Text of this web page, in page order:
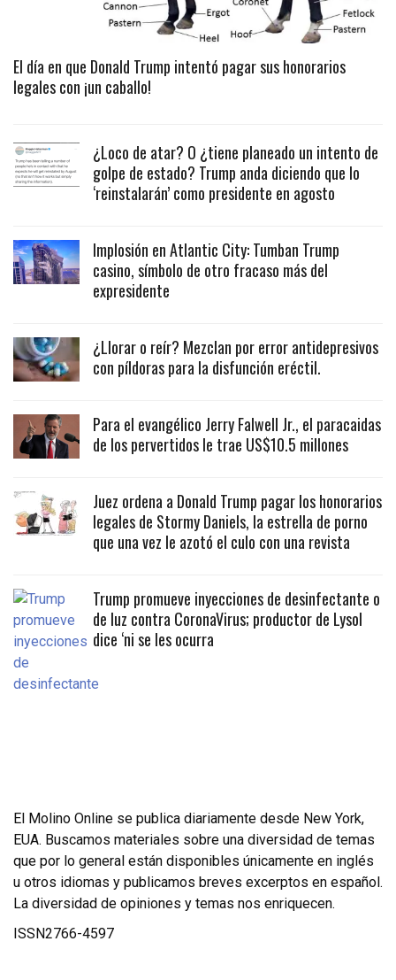
El día en que Donald Trump intentó pagar sus honorarios
legales con ¡un caballo!
¿Loco de atar? O ¿tiene planeado un intento de
golpe de estado? Trump anda diciendo que lo
‘reinstalarán’ como presidente en agosto
Implosión en Atlantic City: Tumban Trump
casino, símbolo de otro fracaso más del
expresidente
¿Llorar o reír? Mezclan por error antidepresivos
con píldoras para la disfunción eréctil.
Para el evangélico Jerry Falwell Jr., el paracaidas
de los pervertidos le trae US$10.5 millones
Juez ordena a Donald Trump pagar los honorarios
legales de Stormy Daniels, la estrella de porno
que una vez le azotó el culo con una revista
Trump promueve inyecciones de desinfectante o
de luz contra CoronaVirus; productor de Lysol
dice ‘ni se les ocurra
El Molino Online se publica diariamente desde New York,
EUA. Buscamos materiales sobre una diversidad de temas
que por lo general están disponibles únicamente en inglés
u otros idiomas y publicamos breves excerptos en español.
La diversidad de opiniones y temas nos enriquecen.
ISSN2766-4597